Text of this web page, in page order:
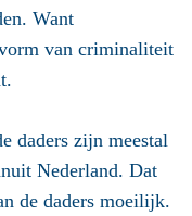
Want
van criminaliteit
daders zijn meestal
Nederland. Dat
de daders moeilijk.